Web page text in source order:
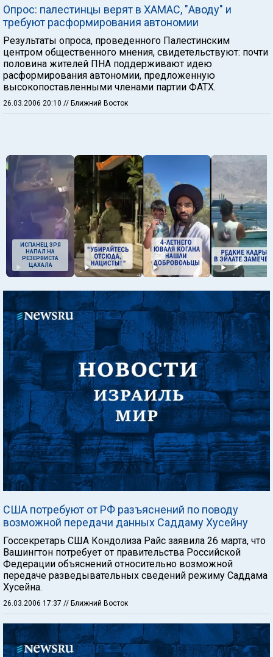
Опрос: палестинцы верят в ХАМАС, "Аводу" и
требуют расформирования автономии
Результаты опроса, проведенного Палестинским
центром общественного мнения, свидетельствуют: почти
половина жителей ПНА поддерживают идею
расформирования автономии, предложенную
высокопоставленными членами партии ФАТХ.
26.03.2006 20:10 // Ближний Восток
ИСПАНЕЦ ЗРЯ
НАПАЛ НА
РЕЗЕРВИСТА
ЦАХАЛА
США потребуют от РФ разъяснений по поводу
возможной передачи данных Саддаму Хусейну
Госсекретарь США Кондолиза Райс заявила 26 марта, что
Вашингтон потребует от правительства Российской
Федерации объяснений относительно возможной
передаче разведывательных сведений режиму Саддама
Хусейна.
26.03.2006 17:37 // Ближний Восток